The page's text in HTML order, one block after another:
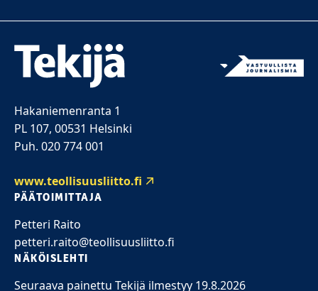
Hakaniemenranta 1
PL 107, 00531 Helsinki
Puh. 020 774 001
www.teollisuusliitto.fi
PÄÄTOIMITTAJA
Petteri Raito
petteri.raito@teollisuusliitto.fi
NÄKÖISLEHTI
Seuraava painettu Tekijä ilmestyy 19.8.2026